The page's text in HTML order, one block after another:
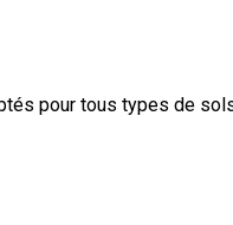
pour tous types de